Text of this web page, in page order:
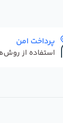
پرداخت امن